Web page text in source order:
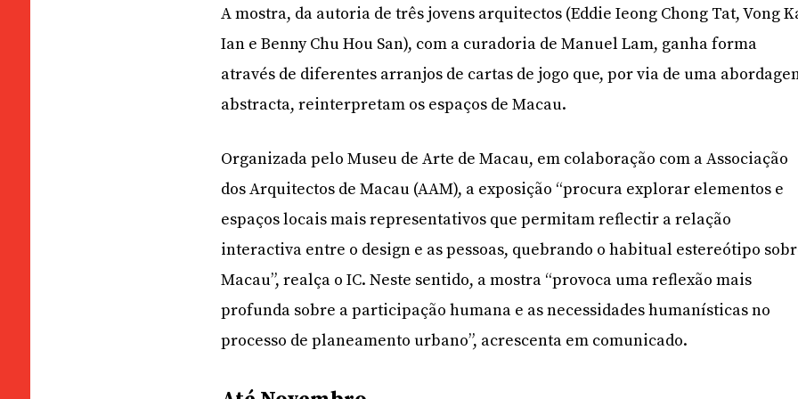
A mostra, da autoria de três jovens arquitectos (Eddie Ieong Chong Tat, Vong
Ian e Benny Chu Hou San), com a curadoria de Manuel Lam, ganha forma
através de diferentes arranjos de cartas de jogo que, por via de uma
abstracta, reinterpretam os espaços de Macau.
Organizada pelo Museu de Arte de Macau, em colaboração com a Associação
dos Arquitectos de Macau (AAM), a exposição “procura explorar elementos e
espaços locais mais representativos que permitam reflectir a relação
interactiva entre o design e as pessoas, quebrando o habitual estereótipo
Macau”, realça o IC. Neste sentido, a mostra “provoca uma reflexão mais
profunda sobre a participação humana e as necessidades humanísticas no
processo de planeamento urbano”, acrescenta em comunicado.